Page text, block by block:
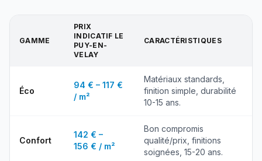
GAMME
PRIX
INDICATIF LE
PUY-EN-
VELAY
CARACTÉRISTIQUES
Éco
94 € – 117 €
/ m²
Matériaux standards,
finition simple, durabilité
10-15 ans.
Confort
142 € –
156 € / m²
Bon compromis
qualité/prix, finitions
soignées, 15-20 ans.